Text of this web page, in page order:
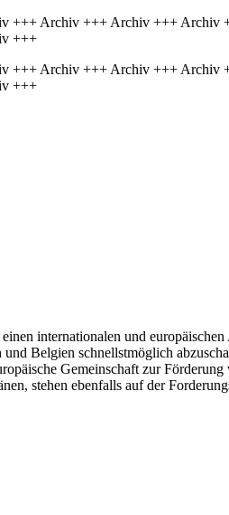
Archiv +++ Archiv +++
+++
Archiv +++ Archiv +++
+++
internationalen und
Belgien schnellstmöglich
Gemeinschaft zur
stehen ebenfalls auf der